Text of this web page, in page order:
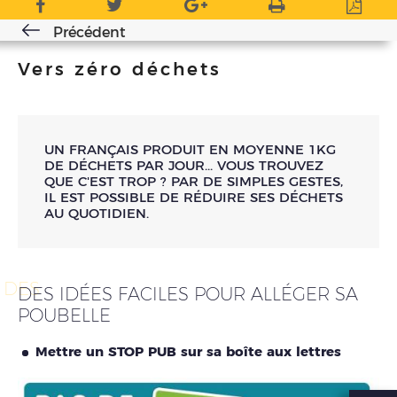
Précédent
Vers zéro déchets
UN FRANÇAIS PRODUIT EN MOYENNE 1KG
DE DÉCHETS PAR JOUR... VOUS TROUVEZ
QUE C'EST TROP ? PAR DE SIMPLES GESTES,
IL EST POSSIBLE DE RÉDUIRE SES DÉCHETS
AU QUOTIDIEN.
DES
DES IDÉES FACILES POUR ALLÉGER SA
POUBELLE
Mettre un STOP PUB sur sa boîte aux lettres